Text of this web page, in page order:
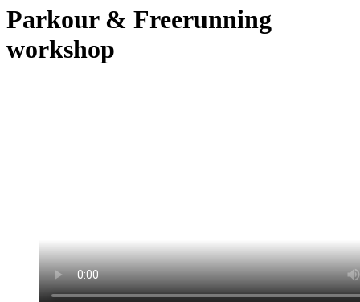
Parkour & Freerunning
workshop